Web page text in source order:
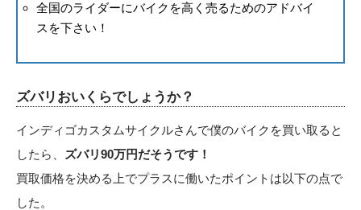
全国のライダーにバイクを高く売るためのアドバイ
スを下さい！
ズバリおいくらでしょうか？
インディゴカスタムサイクルさんで僕のバイクを買い取ると
したら、
ズバリ90万円だそうです！
買取価格を決める上でプラスに働いたポイントは以下の点で
した。